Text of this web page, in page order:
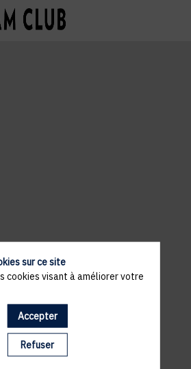
: rafraichissez votre navigateur
sur ce site
cookies visant à améliorer votre
Accepter
Refuser